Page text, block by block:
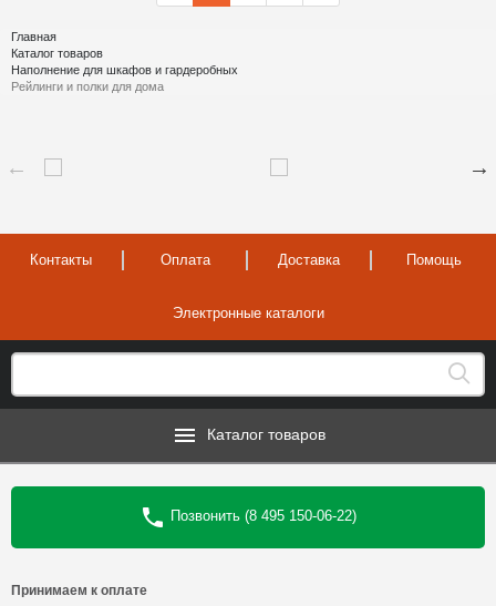
Главная
Каталог товаров
Наполнение для шкафов и гардеробных
Рейлинги и полки для дома
Контакты Оплата Доставка Помощь
Электронные каталоги
Каталог товаров
Позвонить (8 495 150-06-22)
Принимаем к оплате